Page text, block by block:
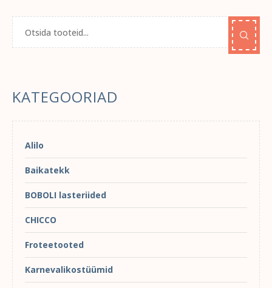
KATEGOORIAD
Alilo
Baikatekk
BOBOLI lasteriided
CHICCO
Froteetooted
Karnevalikostüümid